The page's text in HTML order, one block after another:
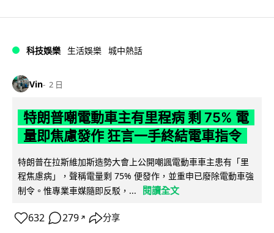
科技娛樂 生活娛樂 城中熱話
Vin 2 日
特朗普嘲電動車主有里程病 剩 75% 電
量即焦慮發作 狂言一手終結電車指令
特朗普在拉斯維加斯造勢大會上公開嘲諷電動車車主患有「里
程焦慮病」，聲稱電量剩 75% 便發作，並重申已廢除電動車強
制令。惟專業車媒隨即反駁，...
閱讀全文
632 279 ↗ 分享